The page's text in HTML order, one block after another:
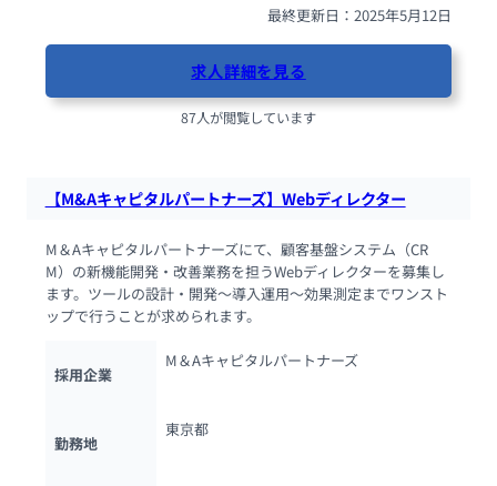
最終更新日：2025年5月12日
求人詳細を見る
87人が閲覧しています
【M&Aキャピタルパートナーズ】Webディレクター
M＆Aキャピタルパートナーズにて、顧客基盤システム（CR
M）の新機能開発・改善業務を担うWebディレクターを募集し
ます。ツールの設計・開発～導入運用～効果測定までワンスト
ップで行うことが求められます。
採用企業
M＆Aキャピタルパートナーズ
勤務地
東京都